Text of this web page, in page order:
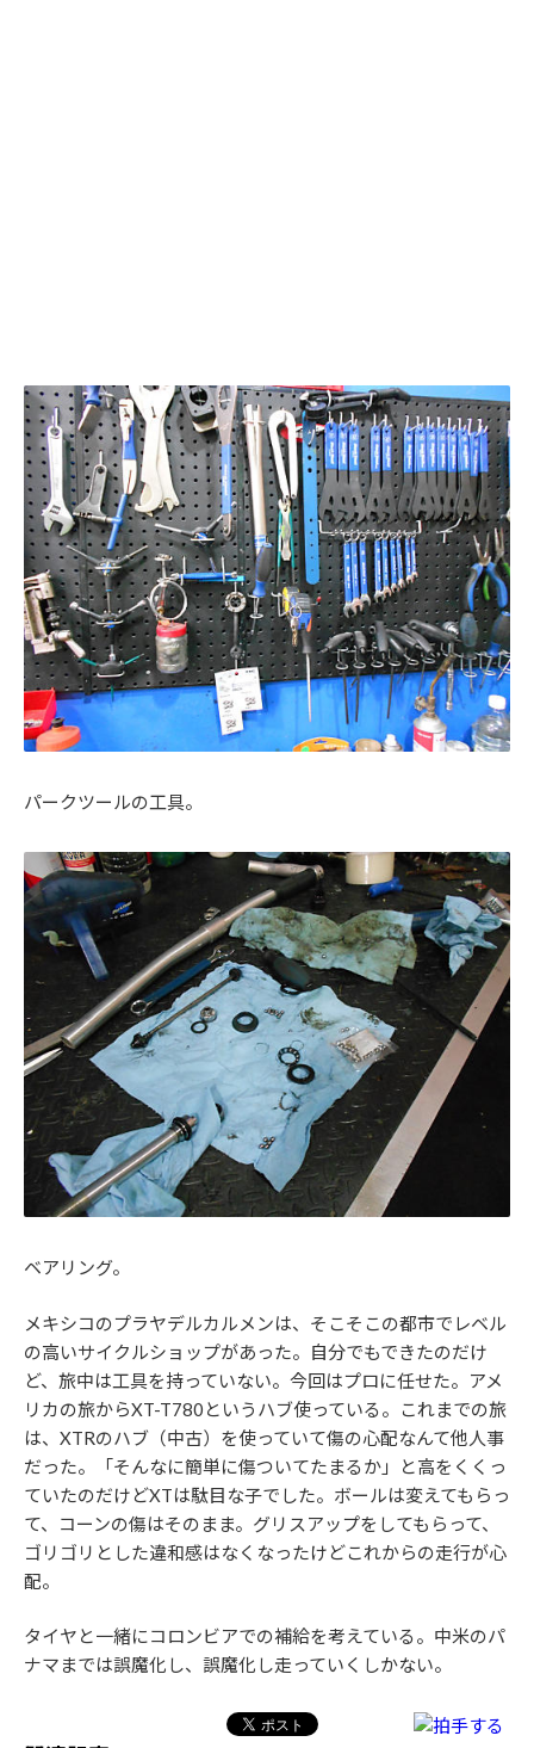
パークツールの工具。
ベアリング。
メキシコのプラヤデルカルメンは、そこそこの都市でレベル
の高いサイクルショップがあった。自分でもできたのだけ
ど、旅中は工具を持っていない。今回はプロに任せた。アメ
リカの旅からXT-T780というハブ使っている。これまでの旅
は、XTRのハブ（中古）を使っていて傷の心配なんて他人事
だった。「そんなに簡単に傷ついてたまるか」と高をくくっ
ていたのだけどXTは駄目な子でした。ボールは変えてもらっ
て、コーンの傷はそのまま。グリスアップをしてもらって、
ゴリゴリとした違和感はなくなったけどこれからの走行が心
配。
タイヤと一緒にコロンビアでの補給を考えている。中米のパ
ナマまでは誤魔化し、誤魔化し走っていくしかない。